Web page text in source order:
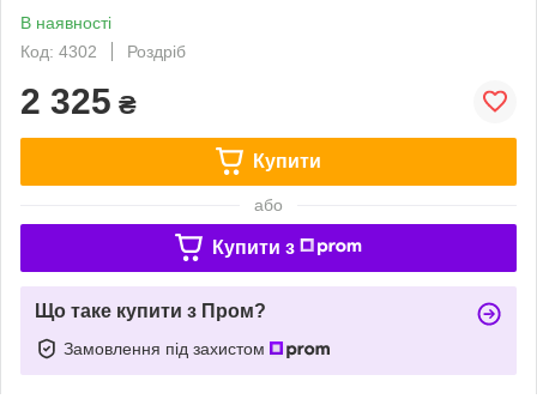
В наявності
Код: 4302
Роздріб
2 325 ₴
Купити
або
Купити з
Що таке купити з Пром?
Замовлення під захистом